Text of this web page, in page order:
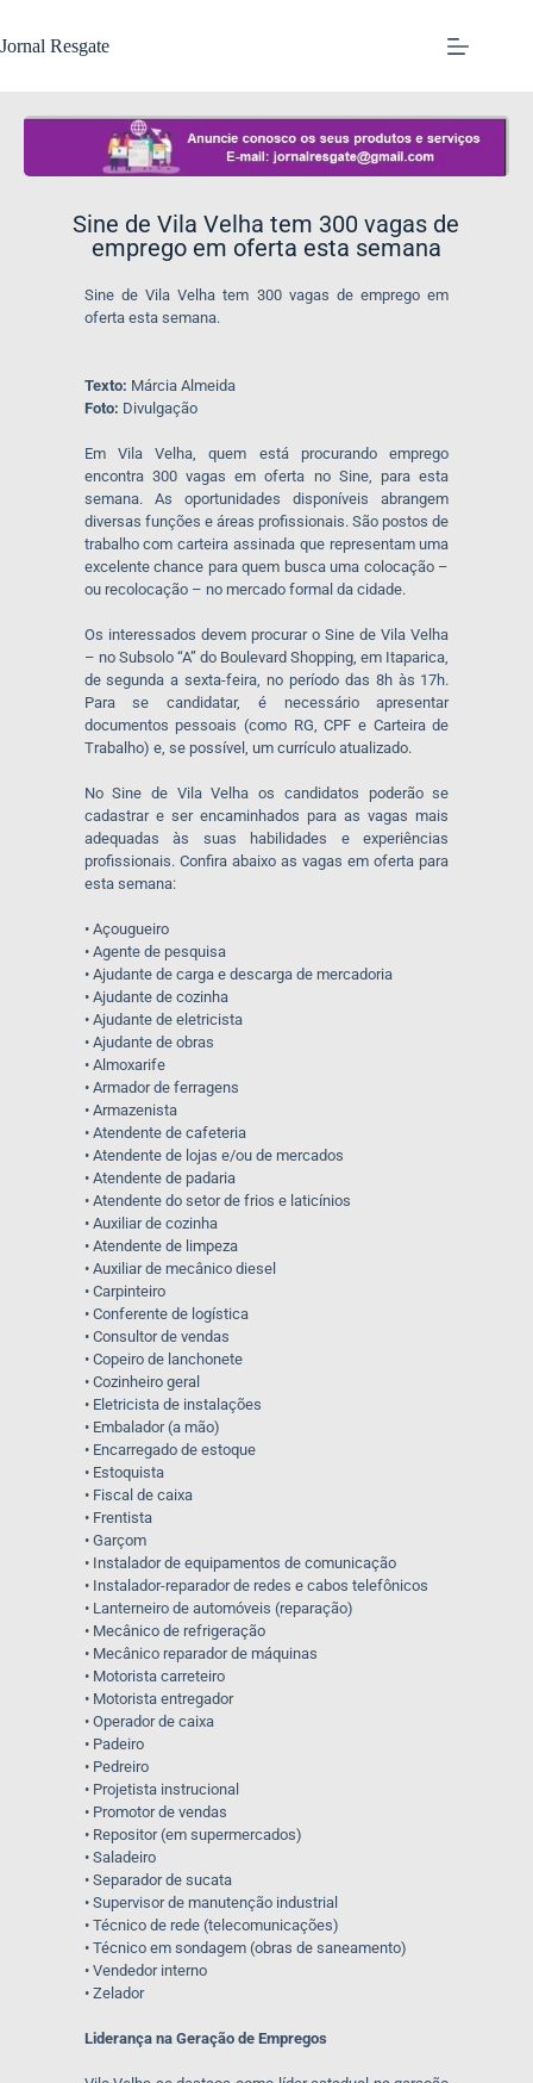
Jornal Resgate
​Sine de Vila Velha tem 300 vagas de
emprego em oferta esta semana
Sine de Vila Velha tem 300 vagas de emprego em
oferta esta semana.
Texto: Márcia Almeida
Foto: Divulgação
Em Vila Velha, quem está procurando emprego
encontra 300 vagas em oferta no Sine, para esta
semana. As oportunidades disponíveis abrangem
diversas funções e áreas profissionais. São postos de
trabalho com carteira assinada que representam uma
excelente chance para quem busca uma colocação –
ou recolocação – no mercado formal da cidade.
Os interessados devem procurar o Sine de Vila Velha
– no Subsolo “A” do Boulevard Shopping, em Itaparica,
de segunda a sexta-feira, no período das 8h às 17h.
Para se candidatar, é necessário apresentar
documentos pessoais (como RG, CPF e Carteira de
Trabalho) e, se possível, um currículo atualizado.
No Sine de Vila Velha os candidatos poderão se
cadastrar e ser encaminhados para as vagas mais
adequadas às suas habilidades e experiências
profissionais. Confira abaixo as vagas em oferta para
esta semana:
• Açougueiro
• Agente de pesquisa
• Ajudante de carga e descarga de mercadoria
• Ajudante de cozinha
• Ajudante de eletricista
• Ajudante de obras
• Almoxarife
• Armador de ferragens
• Armazenista
• Atendente de cafeteria
• Atendente de lojas e/ou de mercados
• Atendente de padaria
• Atendente do setor de frios e laticínios
• Auxiliar de cozinha
• Atendente de limpeza
• Auxiliar de mecânico diesel
• Carpinteiro
• Conferente de logística
• Consultor de vendas
• Copeiro de lanchonete
• Cozinheiro geral
• Eletricista de instalações
• Embalador (a mão)
• Encarregado de estoque
• Estoquista
• Fiscal de caixa
• Frentista
• Garçom
• Instalador de equipamentos de comunicação
• Instalador-reparador de redes e cabos telefônicos
• Lanterneiro de automóveis (reparação)
• Mecânico de refrigeração
• Mecânico reparador de máquinas
• Motorista carreteiro
• Motorista entregador
• Operador de caixa
• Padeiro
• Pedreiro
• Projetista instrucional
• Promotor de vendas
• Repositor (em supermercados)
• Saladeiro
• Separador de sucata
• Supervisor de manutenção industrial
• Técnico de rede (telecomunicações)
• Técnico em sondagem (obras de saneamento)
• Vendedor interno
• Zelador
Liderança na Geração de Empregos